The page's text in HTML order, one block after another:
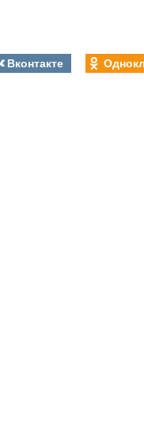
Вконтакте